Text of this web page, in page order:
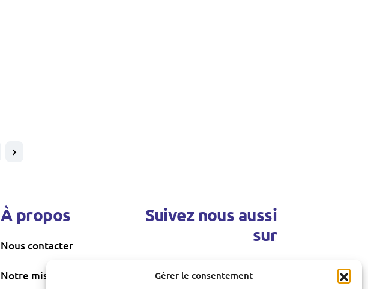
Gérer le consentement
À propos
Nous contacter
Notre mission
Suivez nous aussi
sur